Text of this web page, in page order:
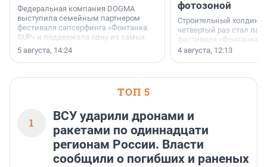
Федеральная компания DOGMA
выступила семейным партнером
фестиваля сапсерфинга «Фонтанка
SUP» и поддержала одну из самых
ярких и романтичных номинаций —
«SUP-свадьба».
5 августа, 14:24
фотозоной
Строительный холдинг
четвертый раз стал
фестиваля «Фонтанка
раз компания
посетителям
4 августа, 12:13
ТОП 5
1
ВСУ ударили дронами и
ракетами по одиннадцати
регионам России. Власти
сообщили о погибших и раненых